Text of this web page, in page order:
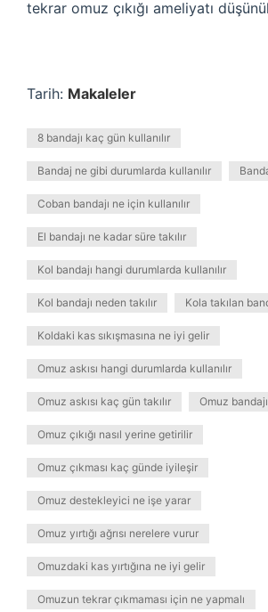
tekrar omuz çıkığı ameliyatı
Tarih: Makaleler
8 bandajı kaç gün kullanılır
Bandaj ne gibi durumlarda kullanılır
Coban bandajı ne için kullanılır
El bandajı ne kadar süre takılır
Kol bandajı hangi durumlarda kullanılır
Kol bandajı neden takılır Kola takılan
Koldaki kas sıkışmasına ne iyi gelir
Omuz askısı hangi durumlarda kullanılır
Omuz askısı kaç gün takılır Omuz
Omuz çıkığı nasıl yerine getirilir
Omuz çıkması kaç günde iyileşir
Omuz destekleyici ne işe yarar
Omuz yırtığı ağrısı nerelere vurur
Omuzdaki kas yırtığına ne iyi gelir
Omuzun tekrar çıkmaması için ne yapmalı